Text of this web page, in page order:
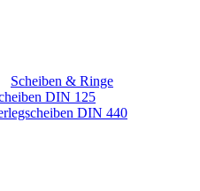
Scheiben & Ringe
DIN 125
DIN 440